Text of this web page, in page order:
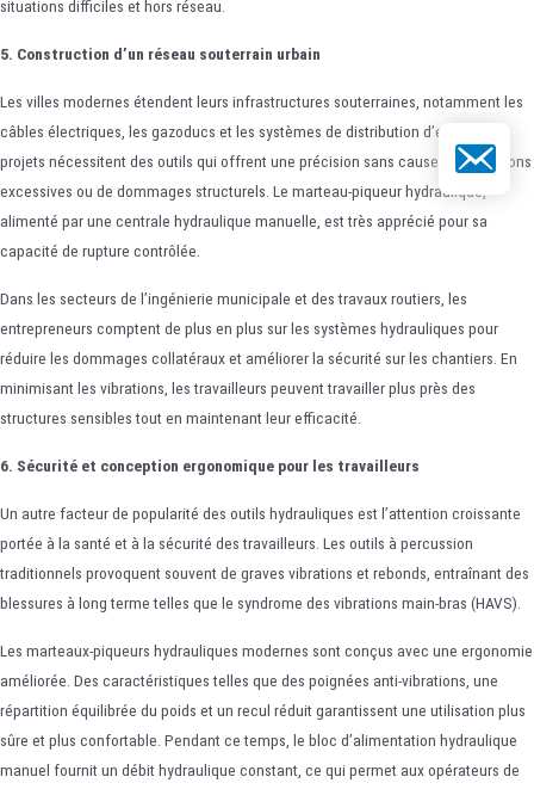
situations difficiles et hors réseau.
5. Construction d’un réseau souterrain urbain
Les villes modernes étendent leurs infrastructures souterraines, notamment les
câbles électriques, les gazoducs et les systèmes de distribution d’eau. Ces
projets nécessitent des outils qui offrent une précision sans causer de vibrations
excessives ou de dommages structurels. Le marteau-piqueur hydraulique,
alimenté par une centrale hydraulique manuelle, est très apprécié pour sa
capacité de rupture contrôlée.
Dans les secteurs de l’ingénierie municipale et des travaux routiers, les
entrepreneurs comptent de plus en plus sur les systèmes hydrauliques pour
réduire les dommages collatéraux et améliorer la sécurité sur les chantiers. En
minimisant les vibrations, les travailleurs peuvent travailler plus près des
structures sensibles tout en maintenant leur efficacité.
6. Sécurité et conception ergonomique pour les travailleurs
Un autre facteur de popularité des outils hydrauliques est l’attention croissante
portée à la santé et à la sécurité des travailleurs. Les outils à percussion
traditionnels provoquent souvent de graves vibrations et rebonds, entraînant des
blessures à long terme telles que le syndrome des vibrations main-bras (HAVS).
Les marteaux-piqueurs hydrauliques modernes sont conçus avec une ergonomie
améliorée. Des caractéristiques telles que des poignées anti-vibrations, une
répartition équilibrée du poids et un recul réduit garantissent une utilisation plus
sûre et plus confortable. Pendant ce temps, le bloc d’alimentation hydraulique
manuel fournit un débit hydraulique constant, ce qui permet aux opérateurs de
E-mail